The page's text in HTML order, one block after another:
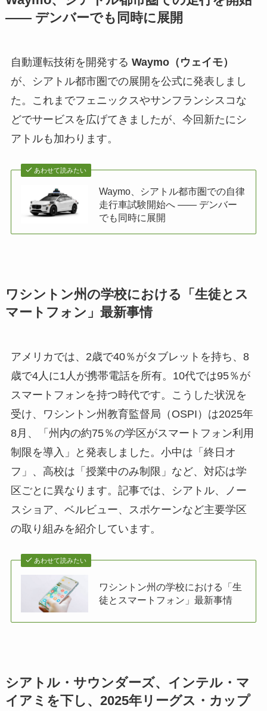
—— デンバーでも同時に展開
自動運転技術を開発する Waymo（ウェイモ）
が、シアトル都市圏での展開を公式に発表しまし
た。これまでフェニックスやサンフランシスコな
どでサービスを広げてきましたが、今回新たにシ
アトルも加わります。
あわせて読みたい
Waymo、シアトル都市圏での自律
走行車試験開始へ —— デンバー
でも同時に展開
ワシントン州の学校における「生徒とス
マートフォン」最新事情
アメリカでは、2歳で40％がタブレットを持ち、8
歳で4人に1人が携帯電話を所有。10代では95％が
スマートフォンを持つ時代です。こうした状況を
受け、ワシントン州教育監督局（OSPI）は2025年
8月、「州内の約75％の学区がスマートフォン利用
制限を導入」と発表しました。小中は「終日オ
フ」、高校は「授業中のみ制限」など、対応は学
区ごとに異なります。記事では、シアトル、ノー
スショア、ベルビュー、スポケーンなど主要学区
の取り組みを紹介しています。
あわせて読みたい
ワシントン州の学校における「生
徒とスマートフォン」最新事情
シアトル・サウンダーズ、インテル・マ
イアミを下し、2025年リーグス・カップ